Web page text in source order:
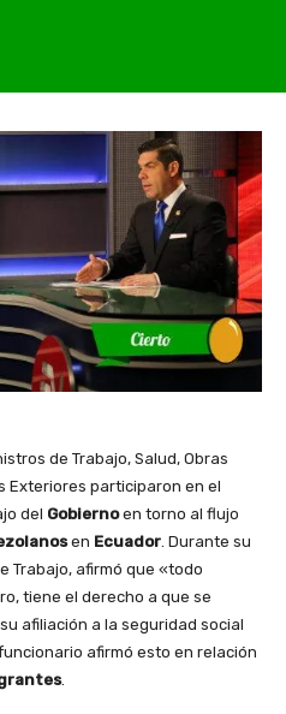
de Trabajo, Salud, Obras
Exteriores participaron en el
del Gobiernoen torno al flujo
en Ecuador. Durante su
Trabajo, afirmó que «todo
tiene el derecho a que se
afiliación a la seguridad social
afirmó esto en relación
.